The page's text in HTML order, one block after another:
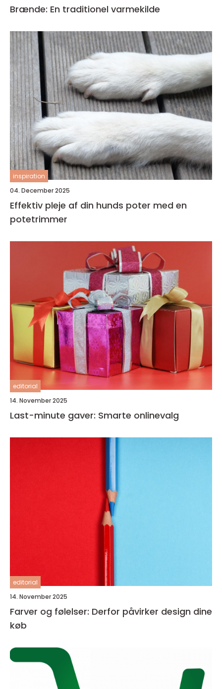
Brænde: En traditionel varmekilde
inspiration
04. December 2025
Effektiv pleje af din hunds poter med en
potetrimmer
editorial
14. November 2025
Last-minute gaver: Smarte onlinevalg
editorial
14. November 2025
Farver og følelser: Derfor påvirker design dine
køb